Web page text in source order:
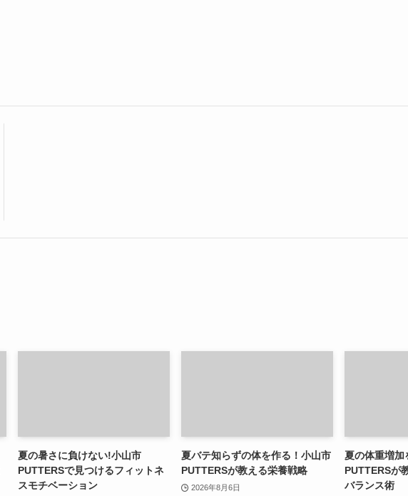
夏の暑さに負けない!小山市
PUTTERSで見つけるフィットネ
スモチベーション
夏バテ知らずの体を作る！小山市
PUTTERSが教える栄養戦略
2026年8月6日
夏の体重増加
PUTTERSが
バランス術